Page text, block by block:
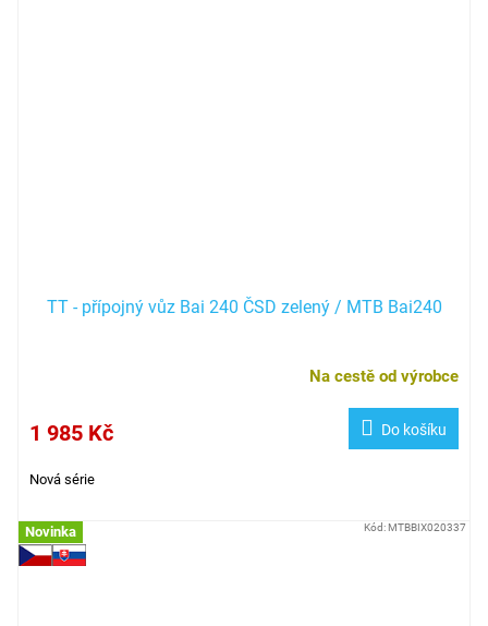
TT - přípojný vůz Bai 240 ČSD zelený / MTB Bai240
Na cestě od výrobce
1 985 Kč Do košíku
Nová série
Novinka Kód:MTBBIX020337